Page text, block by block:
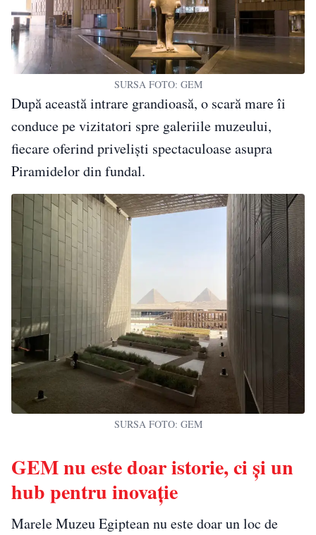
SURSA FOTO: GEM
După această intrare grandioasă, o scară mare îi
conduce pe vizitatori spre galeriile muzeului,
fiecare oferind priveliști spectaculoase asupra
Piramidelor din fundal.
SURSA FOTO: GEM
GEM nu este doar istorie, ci și un
hub pentru inovație
Marele Muzeu Egiptean nu este doar un loc de